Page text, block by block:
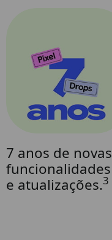
7 anos de novas
funcionalidades
e atualizações.3